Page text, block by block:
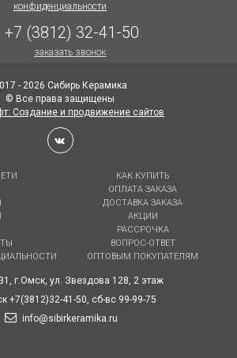
конфиденциальности
+7 (3812) 32-41-50
заказать звонок
- 2026 Сибирь Керамика
© Все права защищены
Создание и продвижение сайтов
КАК КУПИТЬ
ОПЛАТА ЗАКАЗА
ДОСТАВКА ЗАКАЗА
АКЦИИ
РАССРОЧКА
ВОПРОС-ОТВЕТ
ОПТОВЫМ ПОКУПАТЕЛЯМ
г.Омск, ул. Звездова 128, 2 этаж
+7(3812)32-41-50, сб-вс 99-99-75
info@sibirkeramika.ru